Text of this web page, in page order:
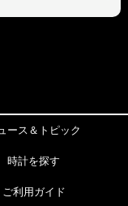
ース＆トピック
時計を探す
ご利用ガイド